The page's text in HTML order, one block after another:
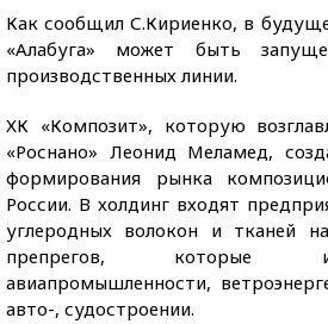
Как сообщил С.Кириенко, в
«Алабуга» может быть
производственных линии.
ХК «Композит», которую
«Роснано» Леонид Меламед,
формирования рынка
России. В холдинг входят
углеродных волокон и тканей
препрегов, которые
авиапромышленности,
авто-, судостроении.